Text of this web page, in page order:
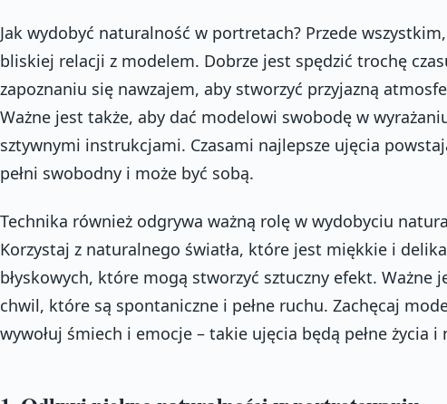
Jak wydobyć naturalność w portretach? Przede
bliskiej relacji z modelem. Dobrze jest spędzić trochę
zapoznaniu się nawzajem, aby stworzyć przyjazną
Ważne jest także, aby dać modelowi swobodę w
sztywnymi instrukcjami. Czasami najlepsze ujęcia
pełni swobodny i może być sobą.
Technika również odgrywa ważną rolę w wydobyciu
Korzystaj z naturalnego światła, które jest miękkie i
błyskowych, które mogą stworzyć sztuczny efekt. Ważne
chwil, które są spontaniczne i pełne ruchu. Zachęcaj
wywołuj śmiech i emocje – takie ujęcia będą pełne życia